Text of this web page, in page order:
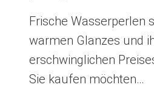
Frische Wasserperlen
warmen Glanzes und
erschwinglichen
Sie kaufen möchten…